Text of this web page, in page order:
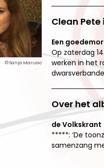
© Sanja Marusic
Clean Pete
Een
Op zaterdag
werken in het
Over het
de Volkskrant
*****: ‘De
samenzang